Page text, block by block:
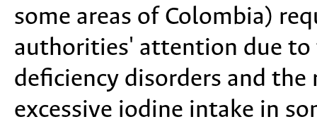
some areas of Colombia)
authorities' attention due to
deficiency disorders and
excessive iodine intake in